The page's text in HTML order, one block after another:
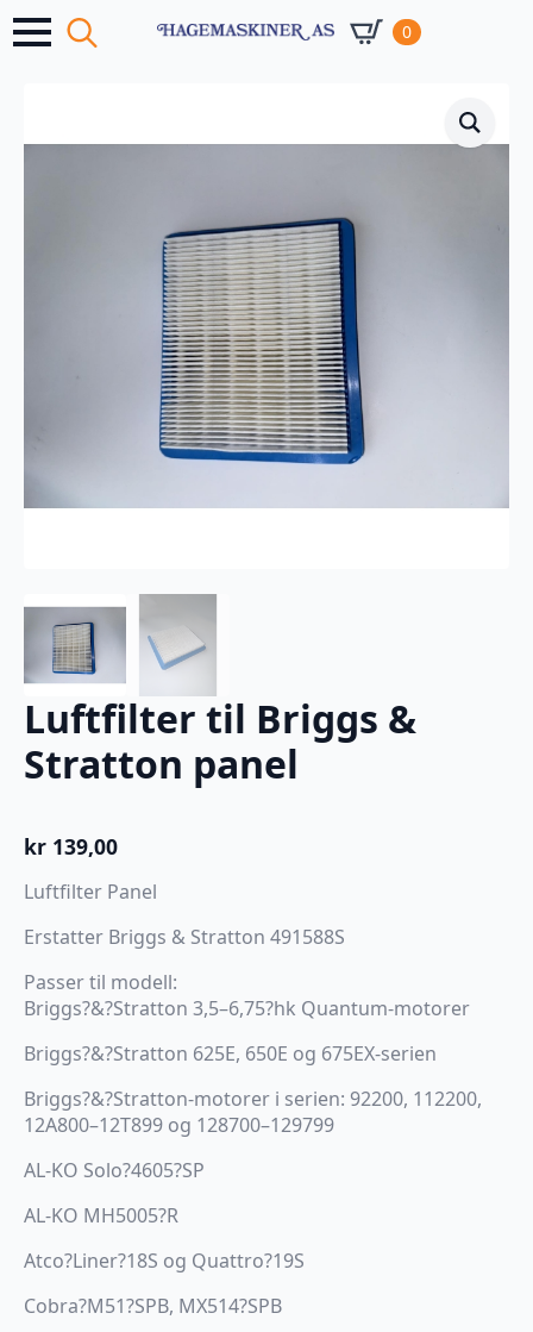
0
Luftfilter til Briggs &
Stratton panel
kr 139,00
Luftfilter Panel
Erstatter Briggs & Stratton 491588S
Passer til modell:
Briggs?&?Stratton 3,5–6,75?hk Quantum-motorer
Briggs?&?Stratton 625E, 650E og 675EX-serien
Briggs?&?Stratton-motorer i serien: 92200, 112200,
12A800–12T899 og 128700–129799
AL-KO Solo?4605?SP
AL-KO MH5005?R
Atco?Liner?18S og Quattro?19S
Cobra?M51?SPB, MX514?SPB